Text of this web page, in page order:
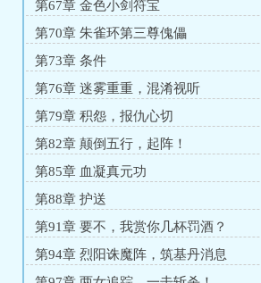
第67章 金色小剑符宝
第70章 朱雀环第三尊傀儡
第73章 条件
第76章 迷雾重重，混淆视听
第79章 积怨，报仇心切
第82章 颠倒五行，起阵！
第85章 血凝真元功
第88章 护送
第91章 要不，我赏你几杯罚酒？
第94章 烈阳诛魔阵，筑基丹消息